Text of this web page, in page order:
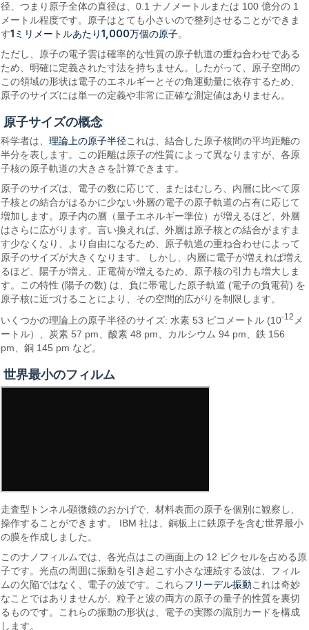
径、つまり原子全体の直径は、0.1 ナノメートルまたは 100 億分の 1
メートル程度です。原子はとても小さいので整列させることができま
す1ミリメートルあたり1,000万個の原子。
ただし、原子の電子雲は確率的な性質の原子軌道の重ね合わせである
ため、明確に定義された寸法を持ちません。したがって、原子空間の
この領域の形状は電子のエネルギーとその角運動量に依存するため、
原子のサイズには単一の定義や非常に正確な測定値はありません。
原子サイズの概念
科学者は、理論上の原子半径これは、結合した原子核間の平均距離の
半分を表します。この距離は原子の性質によって異なりますが、各原
子核の原子軌道の大きさを計算できます。
原子のサイズは、電子の数に応じて、またはむしろ、内層に比べて原
子核との結合がはるかに少ない外層の電子の原子軌道の占有に応じて
増加します。原子内の層（量子エネルギー準位）が増えるほど、外層
はさらに広がります。言い換えれば、外層は原子核との結合がますま
す少なくなり、より自由になるため、原子軌道の重ね合わせによって
原子のサイズが大きくなります。 しかし、内層に電子が増えれば増え
るほど、陽子が増え、正​​電荷が増えるため、原子核の引力も増大しま
す。この特性 (陽子の数) は、負に帯電した原子軌道 (電子の負電荷) を
原子核に近づけることにより、その空間的広がりを制限します。
いくつかの理論上の原子半径のサイズ: 水素 53 ピコメートル (10-12 メ
ートル）、炭素 57 pm、酸素 48 pm、カルシウム 94 pm、鉄 156
pm、銅 145 pm など。
世界最小のフィルム
走査型トンネル顕微鏡のおかげで、材料表面の原子を個別に観察し、
操作することができます。 IBM 社は、銅板上に鉄原子を含む世界最小
の膜を作成しました。
このナノフィルムでは、各光点はこの画面上の 12 ピクセルを占める原
子です。光点の周囲に振動を引き起こす小さな連続する波は、フィル
ムの欠陥ではなく、電子の波です。これらフリーデル振動これは奇妙
なことではありませんが、粒子と波の両方の原子の量子的性質を裏切
るものです。これらの振動の形状は、電子の実際の識別カードを構成
します。